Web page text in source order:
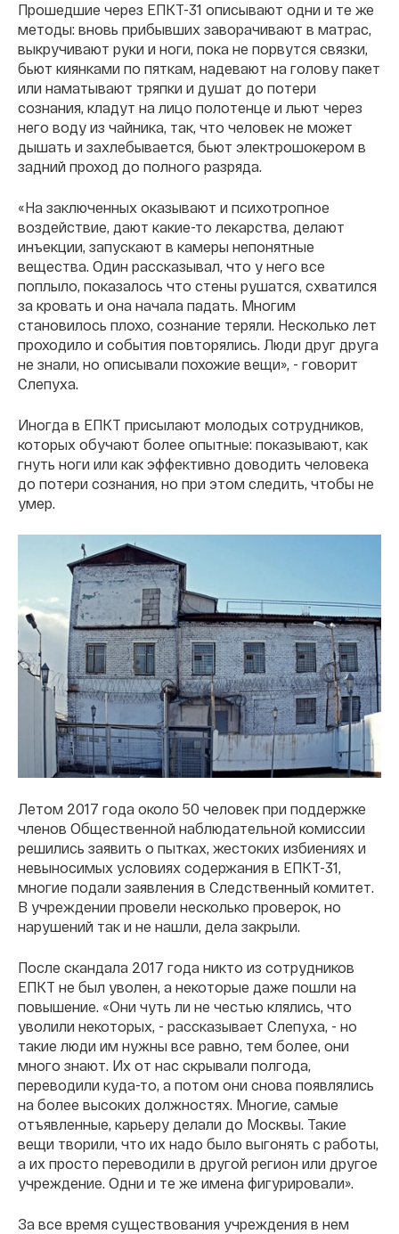
Прошедшие через ЕПКТ-31 описывают одни и те же
методы: вновь прибывших заворачивают в матрас,
выкручивают руки и ноги, пока не порвутся связки,
бьют киянками по пяткам, надевают на голову пакет
или наматывают тряпки и душат до потери
сознания, кладут на лицо полотенце и льют через
него воду из чайника, так, что человек не может
дышать и захлебывается, бьют электрошокером в
задний проход до полного разряда.
«На заключенных оказывают и психотропное
воздействие, дают какие-то лекарства, делают
инъекции, запускают в камеры непонятные
вещества. Один рассказывал, что у него все
поплыло, показалось что стены рушатся, схватился
за кровать и она начала падать. Многим
становилось плохо, сознание теряли. Несколько лет
проходило и события повторялись. Люди друг друга
не знали, но описывали похожие вещи», - говорит
Слепуха.
Иногда в ЕПКТ присылают молодых сотрудников,
которых обучают более опытные: показывают, как
гнуть ноги или как эффективно доводить человека
до потери сознания, но при этом следить, чтобы не
умер.
Летом 2017 года около 50 человек при поддержке
членов Общественной наблюдательной комиссии
решились заявить о пытках, жестоких избиениях и
невыносимых условиях содержания в ЕПКТ-31,
многие подали заявления в Следственный комитет.
В учреждении провели несколько проверок, но
нарушений так и не нашли, дела закрыли.
После скандала 2017 года никто из сотрудников
ЕПКТ не был уволен, а некоторые даже пошли на
повышение. «Они чуть ли не честью клялись, что
уволили некоторых, - рассказывает Слепуха, - но
такие люди им нужны все равно, тем более, они
много знают. Их от нас скрывали полгода,
переводили куда-то, а потом они снова появлялись
на более высоких должностях. Многие, самые
отъявленные, карьеру делали до Москвы. Такие
вещи творили, что их надо было выгонять с работы,
а их просто переводили в другой регион или другое
учреждение. Одни и те же имена фигурировали».
За все время существования учреждения в нем